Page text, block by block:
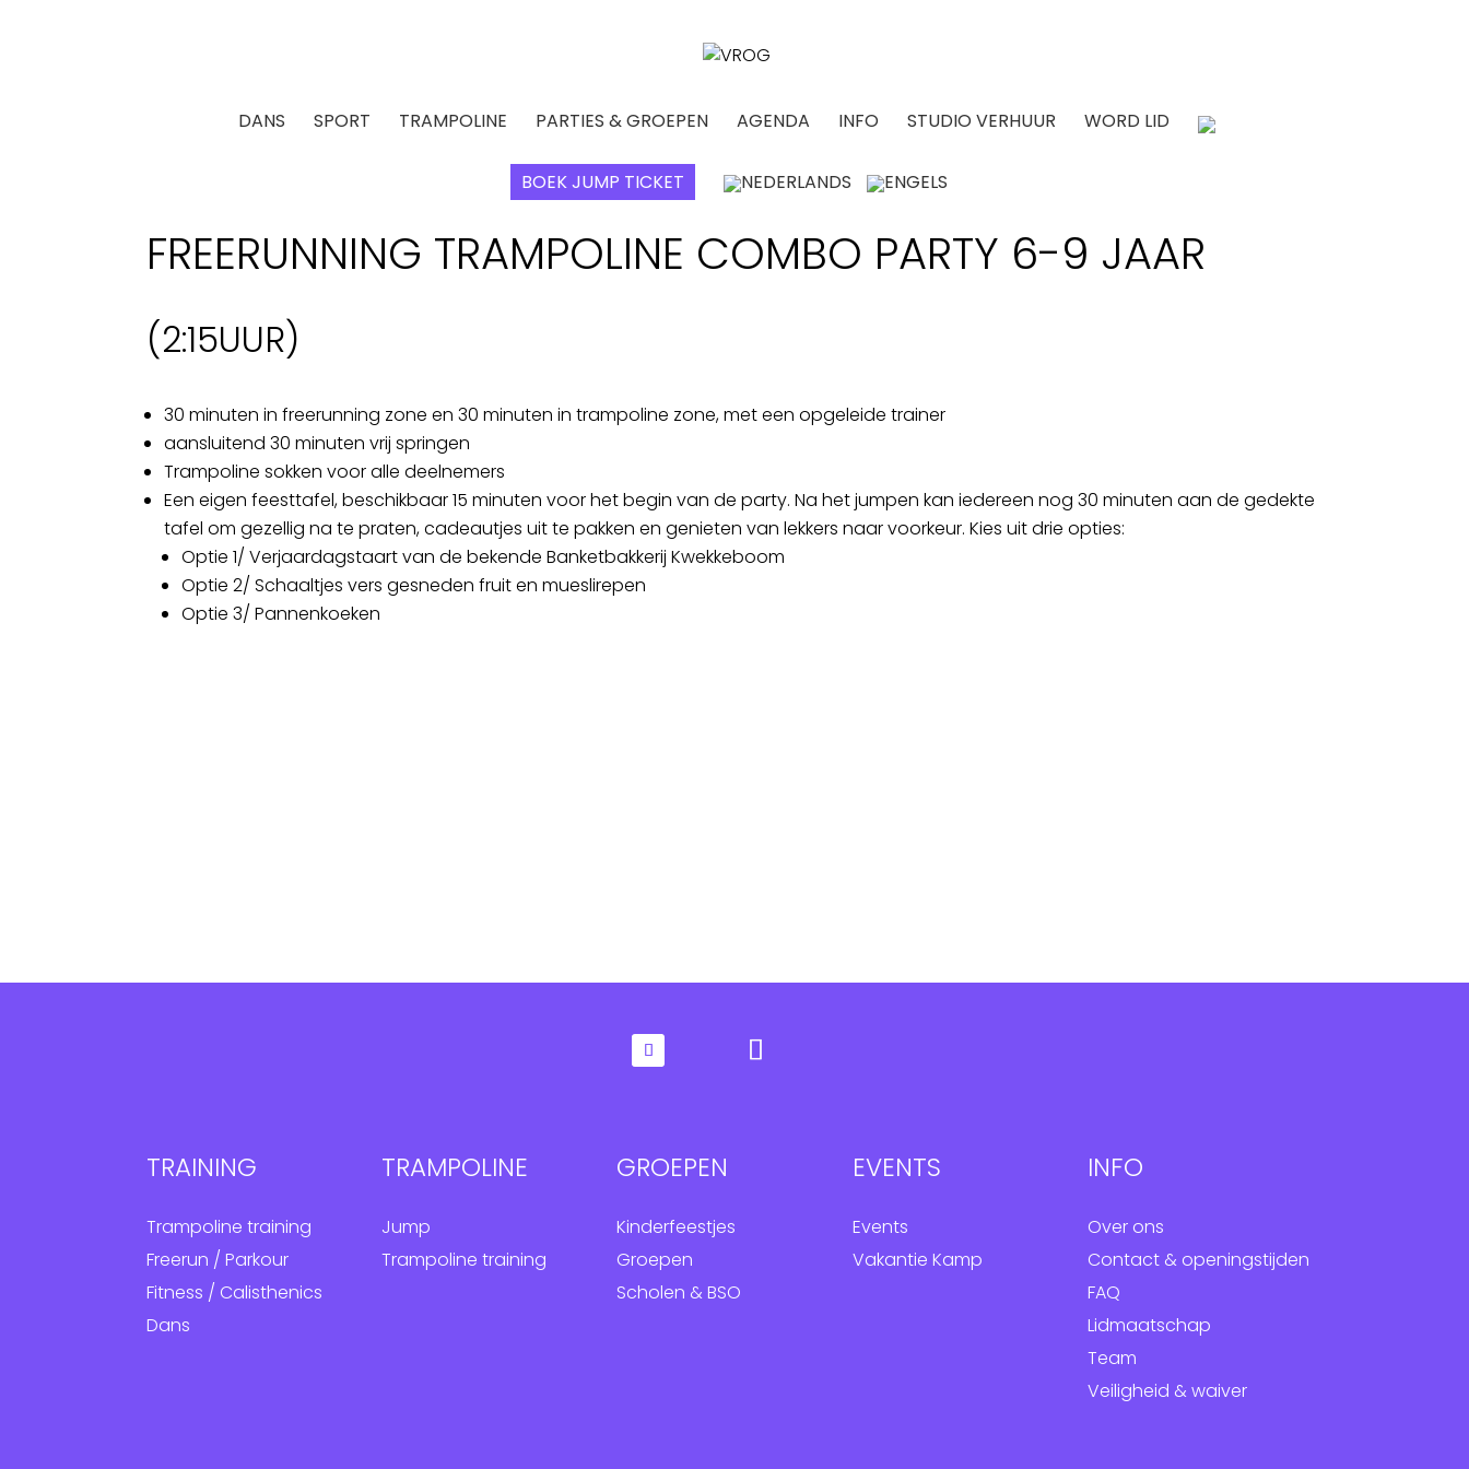
DANS SPORT TRAMPOLINE PARTIES & GROEPEN AGENDA INFO STUDIO VERHUUR WORD LID
BOEK JUMP TICKET
FREERUNNING TRAMPOLINE COMBO PARTY 6-9 JAAR
(2:15UUR)
30 minuten in freerunning zone en 30 minuten in trampoline zone, met een opgeleide trainer
aansluitend 30 minuten vrij springen
Trampoline sokken voor alle deelnemers
Een eigen feesttafel, beschikbaar 15 minuten voor het begin van de party. Na het jumpen kan iedereen nog 30 minuten aan de gedekte
tafel om gezellig na te praten, cadeautjes uit te pakken en genieten van lekkers naar voorkeur. Kies uit drie opties:
Optie 1/ Verjaardagstaart van de bekende Banketbakkerij Kwekkeboom
Optie 2/ Schaaltjes vers gesneden fruit en mueslirepen
Optie 3/ Pannenkoeken
TRAINING
Trampoline training
Freerun / Parkour
Fitness / Calisthenics
Dans
TRAMPOLINE
Jump
Trampoline training
GROEPEN
Kinderfeestjes
Groepen
Scholen & BSO
EVENTS
Events
Vakantie Kamp
INFO
Over ons
Contact & openingstijden
FAQ
Lidmaatschap
Team
Veiligheid & waiver